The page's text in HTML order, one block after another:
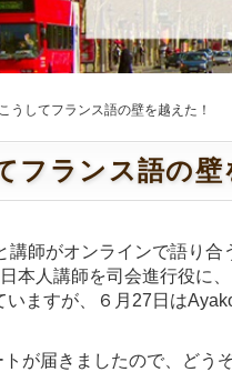
うしてフランス語の壁を越えた！
フランス語の壁
師がオンラインで語り
本人講師を司会進行役に、
ますが、６月27日は
が届きましたので、どう